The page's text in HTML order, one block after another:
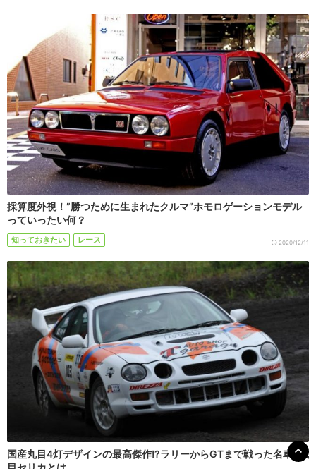
採算度外視！”勝つために生まれたクルマ”ホモロゲーションモデル
っていったい何？
知っておきたい レース 2020/12/11
国産丸目4灯デザインの最高傑作!?ラリーからGTまで戦った名車6代